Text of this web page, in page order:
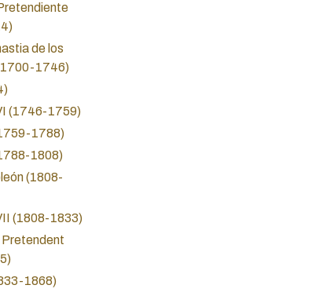
de los
1746)
(1746-1759)
1788)
1808)
(1808-
(1808-1833)
Pretendent
1868)